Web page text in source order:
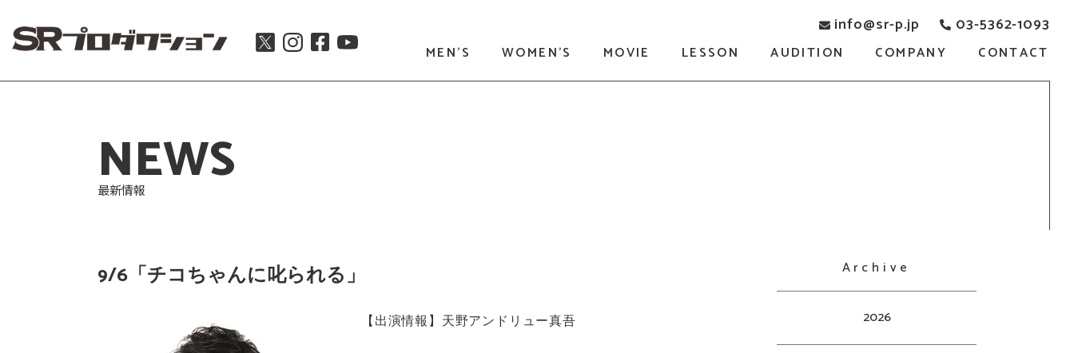
info@sr-p.jp 03-5362-1093
MEN'S WOMEN'S MOVIE LESSON AUDITION COMPANY CONTACT
NEWS
最新情報
9/6「チコちゃんに叱られる」
【出演情報】天野アンドリュー真吾
Archive
2026